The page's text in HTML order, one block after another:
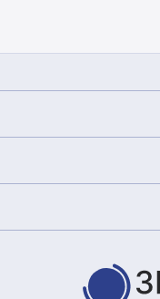
для вакуумного
оборудование